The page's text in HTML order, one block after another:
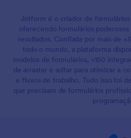
Jotform é o criador de
oferecendo formulários
resultados. Confiada por mais de
todo o mundo, a plataforma
modelos de formulários, +150
de arrastar e soltar para otimizar a
e fluxos de trabalho. Tudo isso foi
que precisam de formulários